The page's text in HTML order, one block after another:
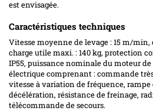
est envisagée.
Caractéristiques techniques
Vitesse moyenne de levage : 15 m/min,
charge utile maxi. : 140 kg, protection
IP55, puissance nominale du moteur
électrique comprenant : commande
vitesse à variation de fréquence, rampe
décélération, résistance de freinage,
télécommande de secours.